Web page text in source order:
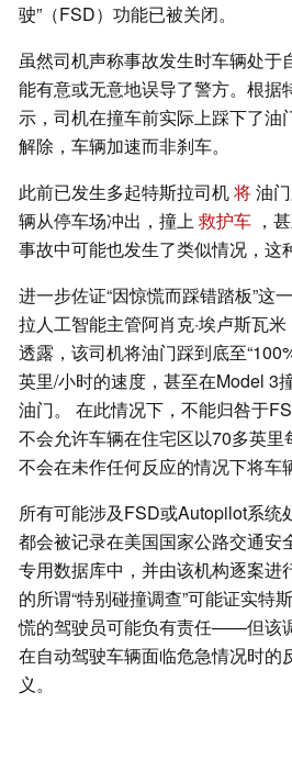
驶”（FSD）功能已被关闭。
虽然司机声称事故发生时车辆处于
能有意或无意地误导了警方。根据
示，司机在撞车前实际上踩下了油
解除，车辆加速而非刹车。
此前已发生多起特斯拉司机将油
辆从停车场冲出，撞上救护车 ，
事故中可能也发生了类似情况，这
进一步佐证“因惊慌而踩错踏板”这
拉人工智能主管阿肖克·埃卢斯瓦米
透露，该司机将油门踩到底至
英里/小时的速度，甚至在Model 3
油门。 在此情况下，不能归咎于
不会允许车辆在住宅区以70多英里
不会在未作任何反应的情况下将车
所有可能涉及FSD或Autopilot系统
都会被记录在美国国家公路交通安
专用数据库中，并由该机构逐案进
的所谓“特别碰撞调查”可能证实
慌的驾驶员可能负有责任——但该
在自动驾驶车辆面临危急情况时的
义。